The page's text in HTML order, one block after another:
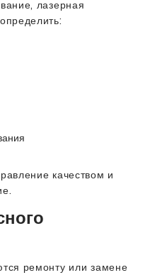
лазерная
качеством и
ремонту или замене